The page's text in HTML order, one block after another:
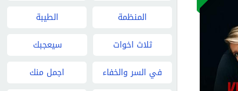
المنظمة
الطيبة
ثلاث اخوات
سيعجبك
في السر والخفاء
اجمل منك